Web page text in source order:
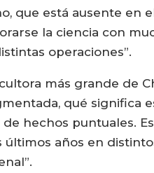
que está ausente en
la ciencia con
operaciones”.
más grande de
qué significa
hechos puntuales.
años en